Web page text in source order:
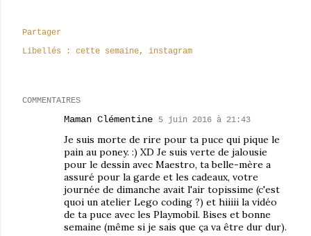
Partager
Libellés :
cette semaine instagram
COMMENTAIRES
Maman Clémentine 5 juin 2016 à 21:43
Je suis morte de rire pour ta puce qui pique le
pain au poney. :) XD Je suis verte de jalousie
pour le dessin avec Maestro, ta belle-mère a
assuré pour la garde et les cadeaux, votre
journée de dimanche avait l'air topissime (c'est
quoi un atelier Lego coding ?) et hiiiii la vidéo
de ta puce avec les Playmobil. Bises et bonne
semaine (même si je sais que ça va être dur dur).